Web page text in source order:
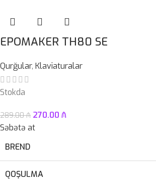
EPOMAKER TH80 SE
Qurğular, Klaviaturalar
Stokda
289.00₼ 270.00 ₼
Səbətə at
BREND
QOŞULMA